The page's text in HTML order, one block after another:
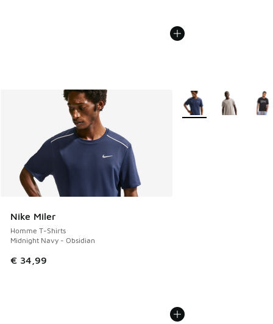
Nike Miler
Homme T-Shirts
Midnight Navy - Obsidian
€ 34,99
Plus de couleurs